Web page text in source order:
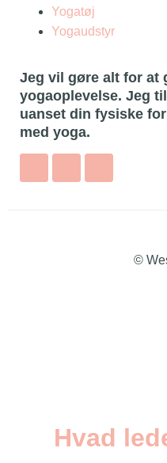
Yogatøj
Yogaudstyr
Jeg vil gøre alt for at
yogaoplevelse. Jeg
uanset din fysiske
med yoga.
©
Hvad